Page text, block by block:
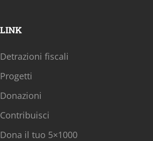
LINK
Detrazioni fiscali
Progetti
Donazioni
Contribuisci
Dona il tuo 5×1000